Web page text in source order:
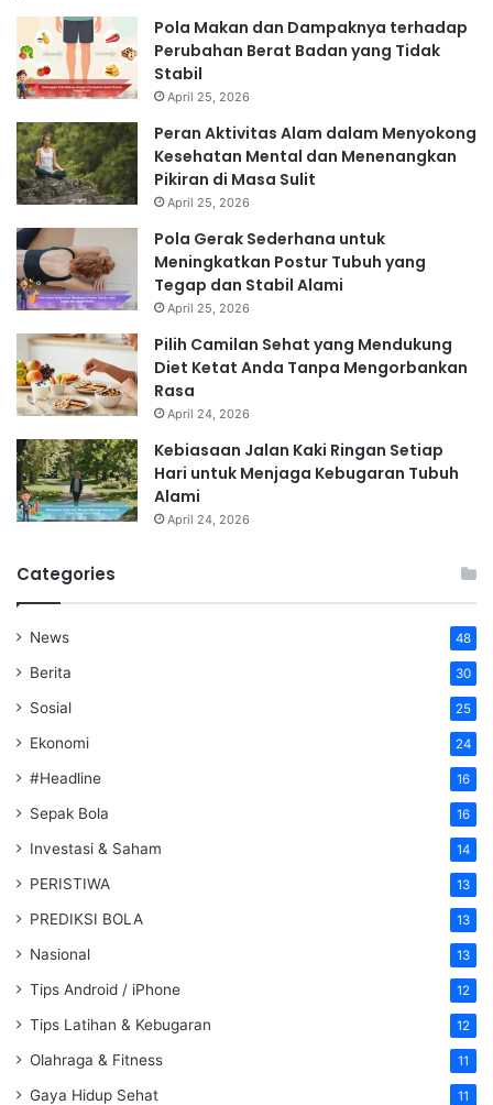
Pola Makan dan Dampaknya terhadap
Perubahan Berat Badan yang Tidak
Stabil
April 25, 2026
Peran Aktivitas Alam dalam Menyokong
Kesehatan Mental dan Menenangkan
Pikiran di Masa Sulit
April 25, 2026
Pola Gerak Sederhana untuk
Meningkatkan Postur Tubuh yang
Tegap dan Stabil Alami
April 25, 2026
Pilih Camilan Sehat yang Mendukung
Diet Ketat Anda Tanpa Mengorbankan
Rasa
April 24, 2026
Kebiasaan Jalan Kaki Ringan Setiap
Hari untuk Menjaga Kebugaran Tubuh
Alami
April 24, 2026
Categories
News 48
Berita 30
Sosial 25
Ekonomi 24
#Headline 16
Sepak Bola 16
Investasi & Saham 14
PERISTIWA 13
PREDIKSI BOLA 13
Nasional 13
Tips Android / iPhone 12
Tips Latihan & Kebugaran 12
Olahraga & Fitness 11
Gaya Hidup Sehat 11